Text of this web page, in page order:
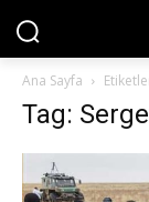
Ana Sayfa
Tag: